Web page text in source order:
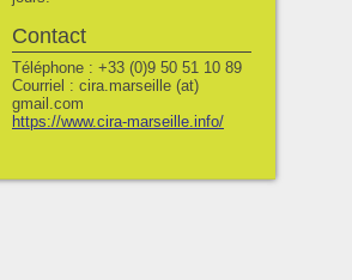
Contact
Téléphone : +33 (0)9 50 51 10 89
Courriel : cira.marseille (at)
gmail.com
https://www.cira-marseille.info/